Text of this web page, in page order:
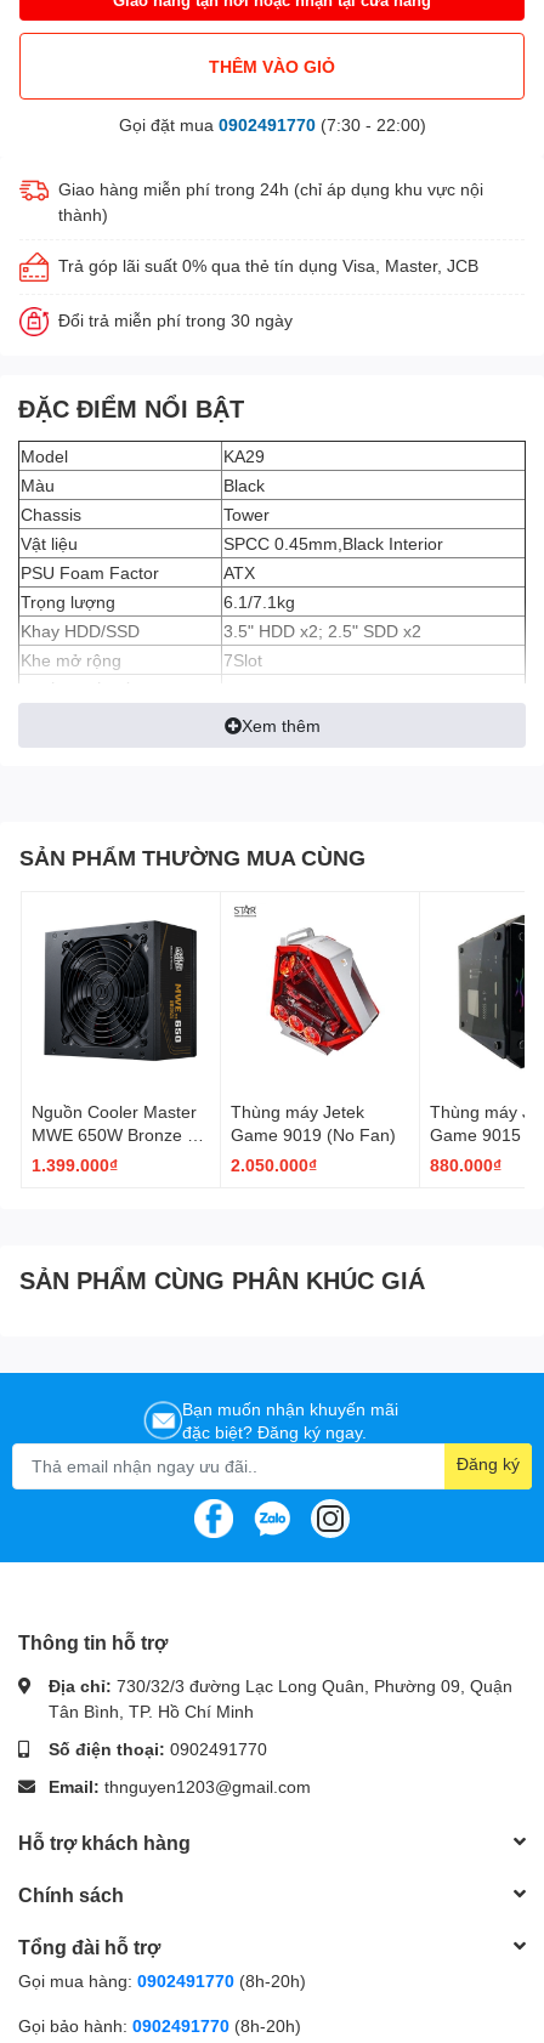
THÊM VÀO GIỎ
Gọi đặt mua 0902491770(7:30 - 22:00)
Giao hàng miễn phí trong 24h (chỉ áp dụng khu vực nội
thành)
Trả góp lãi suất 0% qua thẻ tín dụng Visa, Master, JCB
Đổi trả miễn phí trong 30 ngày
ĐẶC ĐIỂM NỔI BẬT
Model
KA29
Màu
Black
Chassis
Tower
Vật liệu
SPCC 0.45mm,Black Interior
PSU Foam Factor
ATX
Trọng lượng
6.1/7.1kg
Khay HDD/SSD
3.5" HDD x2; 2.5" SDD x2
Khe mở rộng
7Slot
Thiết bị kết nối ngoại vi
USB 3.0 x1; USB 1.0 x2; HD Audio x1
Case kèm theo 4 fan led RGB x
Mainboard support
ITX / MICRO ATX / ATX
Xem thêm
SẢN PHẨM THƯỜNG MUA CÙNG
Nguồn Cooler Master
MWE 650W Bronze V3
230V (MPE-6501-
1.399.000₫
Thùng máy Jetek
Game 9019 (No Fan)
2.050.000₫
Thùng máy
Game 9015
880.000₫
SẢN PHẨM CÙNG PHÂN KHÚC GIÁ
Bạn muốn nhận khuyến mãi
đặc biệt? Đăng ký ngay.
Đăng ký
Thông tin hỗ trợ
Địa chỉ: 730/32/3 đường Lạc Long Quân, Phường 09, Quận
Tân Bình, TP. Hồ Chí Minh
Số điện thoại: 0902491770
Email: thnguyen1203@gmail.com
Hỗ trợ khách hàng
Chính sách
Tổng đài hỗ trợ
Gọi mua hàng: 0902491770 (8h-20h)
Gọi bảo hành: 0902491770 (8h-20h)